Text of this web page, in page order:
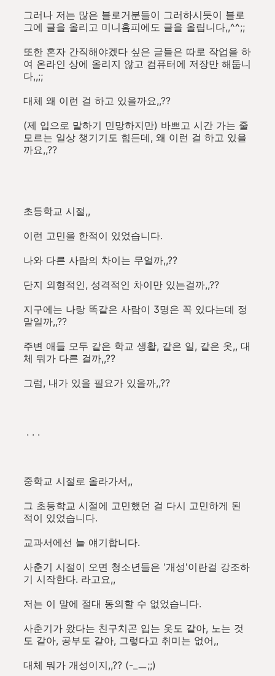
그러나 저는 많은 블로거분들이 그러하시듯이 블로
그에 글을 올리고 미니홈피에도 글을 올립니다,,^^;;
또한 혼자 간직해야겠다 싶은 글들은 따로 작업을 하
여 온라인 상에 올리지 않고 컴퓨터에 저장만 해둡니
다,,;;
대체 왜 이런 걸 하고 있을까요,,??
(제 입으로 말하기 민망하지만) 바쁘고 시간 가는 줄
모르는 일상 챙기기도 힘든데, 왜 이런 걸 하고 있을
까요,,??
초등학교 시절,,
이런 고민을 한적이 있었습니다.
나와 다른 사람의 차이는 무얼까,,??
단지 외형적인, 성격적인 차이만 있는걸까,,??
지구에는 나랑 똑같은 사람이 3명은 꼭 있다는데 정
말일까,,??
주변 애들 모두 같은 학교 생활, 같은 일, 같은 옷,, 대
체 뭐가 다른 걸까,,??
그럼, 내가 있을 필요가 있을까,,??
. . .
중학교 시절로 올라가서,,
그 초등학교 시절에 고민했던 걸 다시 고민하게 된
적이 있었습니다.
교과서에선 늘 얘기합니다.
사춘기 시절이 오면 청소년들은 '개성'이란걸 강조하
기 시작한다. 라고요,,
저는 이 말에 절대 동의할 수 없었습니다.
사춘기가 왔다는 친구치곤 입는 옷도 같아, 노는 것
도 같아, 공부도 같아, 그렇다고 취미는 없어,,
대체 뭐가 개성이지,,?? (-_ㅡ;;)